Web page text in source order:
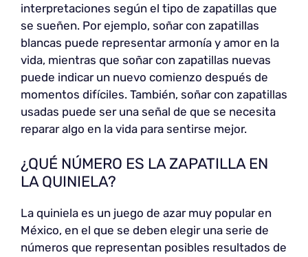
interpretaciones según el tipo de zapatillas que
se sueñen. Por ejemplo, soñar con zapatillas
blancas puede representar armonía y amor en la
vida, mientras que soñar con zapatillas nuevas
puede indicar un nuevo comienzo después de
momentos difíciles. También, soñar con zapatillas
usadas puede ser una señal de que se necesita
reparar algo en la vida para sentirse mejor.
¿QUÉ NÚMERO ES LA ZAPATILLA EN
LA QUINIELA?
La quiniela es un juego de azar muy popular en
México, en el que se deben elegir una serie de
números que representan posibles resultados de